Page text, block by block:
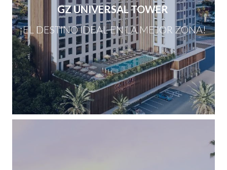
GZ UNIVERSAL TOWER
¡EL DESTINO IDEAL EN LA MEJOR ZONA!